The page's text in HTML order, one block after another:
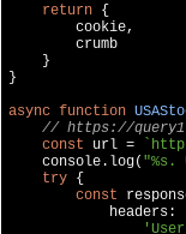
return {
        cookie,
        crumb
    }
}
async function
// https://
const url =
console.log( "%s.
try {
const
headers: